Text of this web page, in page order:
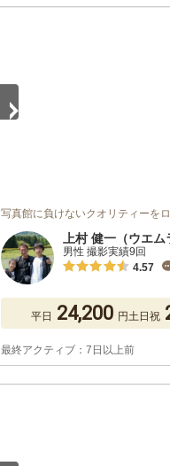
写真館に負けないクオリティーを
上村 健一（ウエム
男性 撮影実績9回
4.57
平日 24,200 円土日祝
最終アクティブ：7日以上前